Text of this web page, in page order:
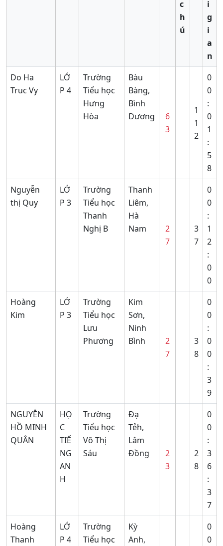
c
h
ú
i
g
i
a
n
Do Ha
Truc Vy
LỚ
P 4
Trường
Tiểu học
Hưng
Hòa
Bàu
Bàng,
Bình
Dương
6
3
1
1
2
0
0
:
0
1
:
5
8
Nguyễn
thị Quy
LỚ
P 3
Trường
Tiểu học
Thanh
Nghị B
Thanh
Liêm,
Hà
Nam
2
7
3
7
0
0
:
1
2
:
0
0
Hoàng
Kim
LỚ
P 3
Trường
Tiểu học
Lưu
Phương
Kim
Sơn,
Ninh
Bình
2
7
3
8
0
0
:
0
0
:
3
9
NGUYỄN
HỒ MINH
QUÂN
HỌ
C
TIẾ
NG
AN
H
Trường
Tiểu học
Võ Thị
Sáu
Đạ
Tẻh,
Lâm
Đồng
2
3
2
8
0
0
:
3
6
:
3
7
Hoàng
Thanh
LỚ
P 4
Trường
Tiểu học
Kỳ
Anh,
0
0